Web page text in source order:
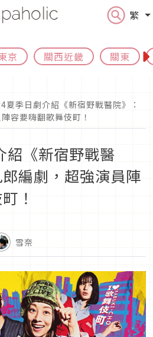
繁
京 關西近畿 關東
夏季日劇介紹《新宿野戰醫院》：
容要嗨翻歌舞伎町！
紹《新宿野戰醫
編劇，超強演員陣
！
雪奈